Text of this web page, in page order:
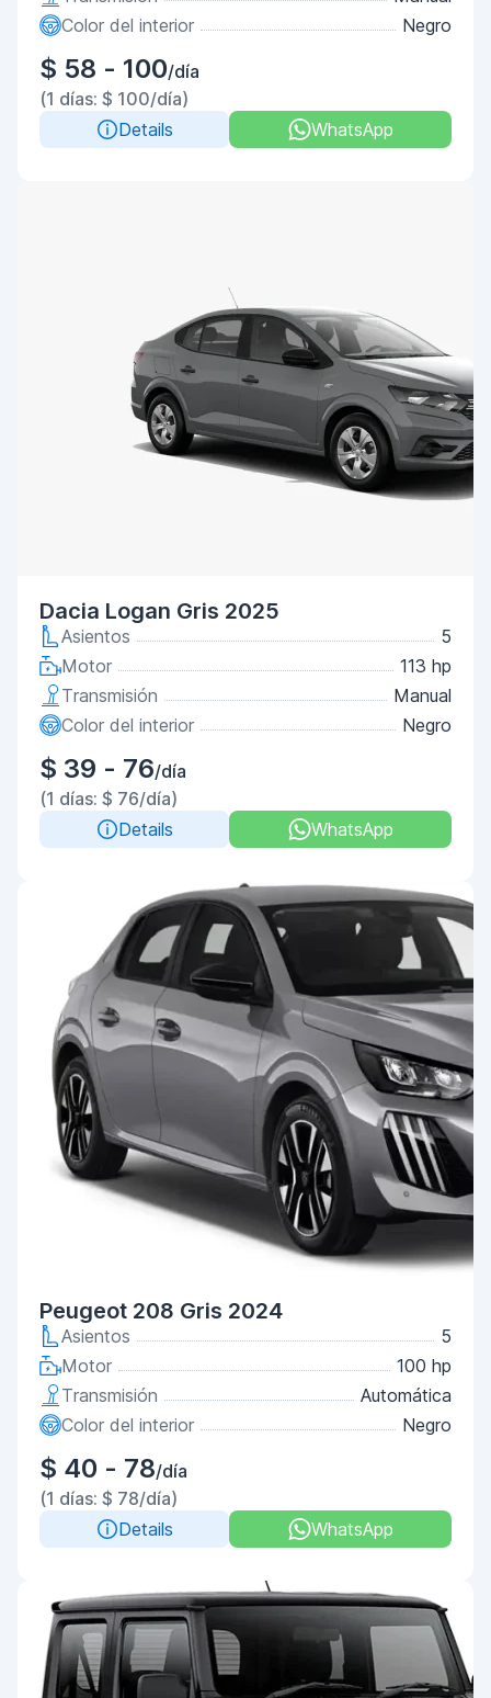
Color del interior
Negro
$ 58 - 100/día
(1 días: $ 100/día)
Details
WhatsApp
Dacia Logan Gris 2025
Asientos
5
Motor
113 hp
Transmisión
Manual
Color del interior
Negro
$ 39 - 76/día
(1 días: $ 76/día)
Details
WhatsApp
Peugeot 208 Gris 2024
Asientos
5
Motor
100 hp
Transmisión
Automática
Color del interior
Negro
$ 40 - 78/día
(1 días: $ 78/día)
Details
WhatsApp